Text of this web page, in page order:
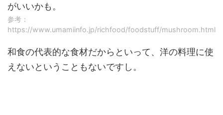
がいいかも。
参考：
https://www.umamiinfo.jp/richfood/foodstuff/mushroom.html
和食の代表的な食材だからといって、洋の料理に使
えないということもないですし。